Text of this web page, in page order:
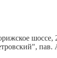
шоссе,
пав.